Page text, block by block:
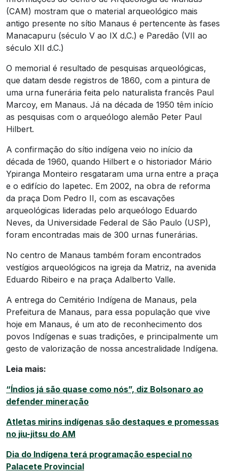
(CAM) mostram que o material arqueológico mais
antigo presente no sítio Manaus é pertencente às fases
Manacapuru (século V ao IX d.C.) e Paredão (VII ao
século XII d.C.)
O memorial é resultado de pesquisas arqueológicas,
que datam desde registros de 1860, com a pintura de
uma urna funerária feita pelo naturalista francês Paul
Marcoy, em Manaus. Já na década de 1950 têm início
as pesquisas com o arqueólogo alemão Peter Paul
Hilbert.
A confirmação do sítio indígena veio no início da
década de 1960, quando Hilbert e o historiador Mário
Ypiranga Monteiro resgataram uma urna entre a praça
e o edifício do Iapetec. Em 2002, na obra de reforma
da praça Dom Pedro II, com as escavações
arqueológicas lideradas pelo arqueólogo Eduardo
Neves, da Universidade Federal de São Paulo (USP),
foram encontradas mais de 300 urnas funerárias.
No centro de Manaus também foram encontrados
vestígios arqueológicos na igreja da Matriz, na avenida
Eduardo Ribeiro e na praça Adalberto Valle.
A entrega do Cemitério Indígena de Manaus, pela
Prefeitura de Manaus, para essa população que vive
hoje em Manaus, é um ato de reconhecimento dos
povos Indígenas e suas tradições, e principalmente um
gesto de valorização de nossa ancestralidade Indígena.
Leia mais:
“Índios já são quase como nós”, diz Bolsonaro ao
defender mineração
Atletas mirins indígenas são destaques e promessas
no jiu-jitsu do AM
Dia do Indígena terá programação especial no
Palacete Provincial